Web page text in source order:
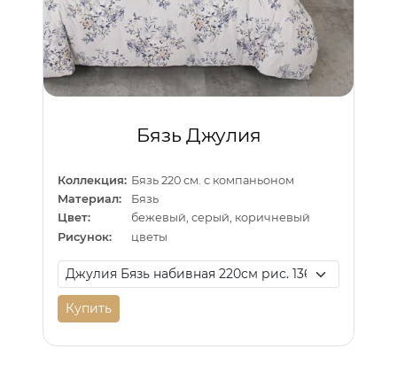
Бязь Джулия
Коллекция: Бязь 220 см. с компаньоном
Материал:
Бязь
Цвет:
бежевый, серый, коричневый
Рисунок:
цветы
Купить